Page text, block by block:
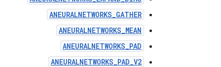
ANEURALNETWORKS_GATHER
ANEURALNETWORKS_MEAN
ANEURALNETWORKS_PAD
ANEURALNETWORKS_PAD_V2